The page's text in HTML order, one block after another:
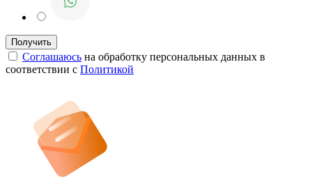
Соглашаюсь на обработку персональных данных в
соответствии с Политикой